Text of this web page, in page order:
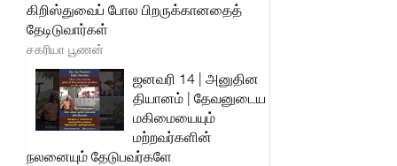
கிறிஸ்துவைப் போல பிறருக்கானதைத்
தேடிடுவார்கள்
சகரியா பூணன்
ஜனவரி 14 | அனுதின
தியானம் | தேவனுடைய
மகிமையையும்
மற்றவர்களின்
நலனையும் தேடுபவர்களே